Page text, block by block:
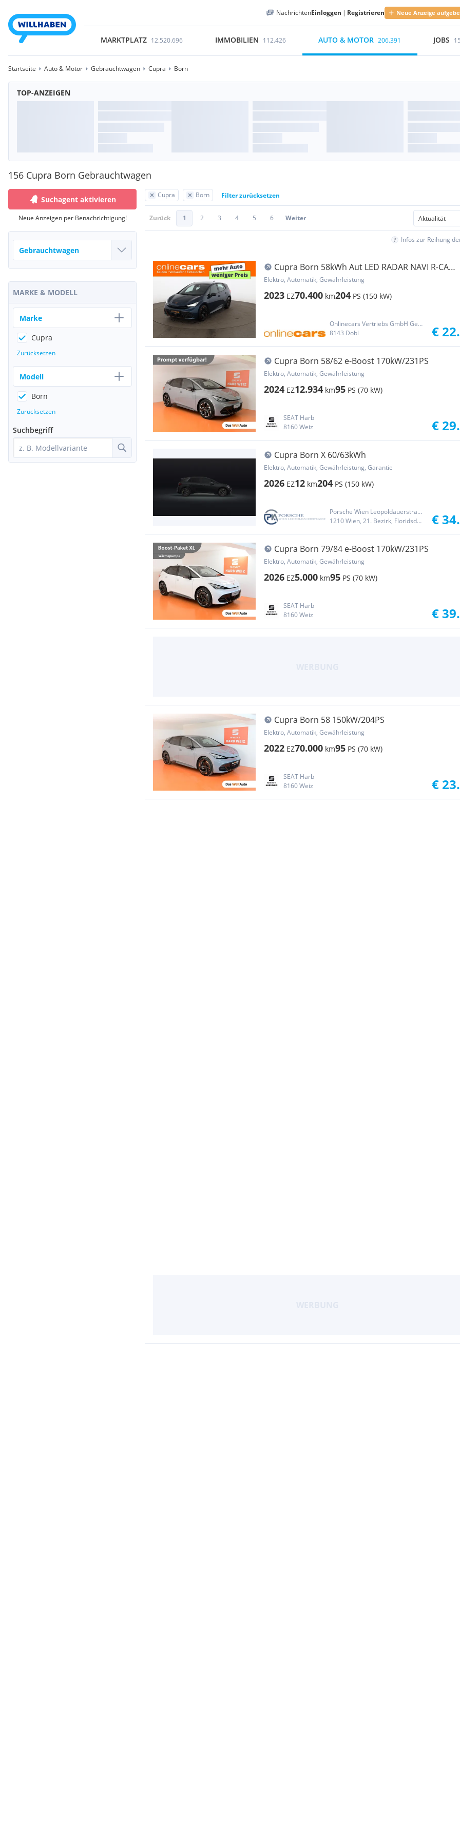
NachrichtenEinloggen | Registrieren Neue Anzeige
MARKTPLATZ 12.520.696 IMMOBILIEN 112.426 AUTO & MOTOR 206.391 JOBS
Startseite Auto & Motor Gebrauchtwagen Cupra Born
TOP-ANZEIGEN
156 Cupra Born Gebrauchtwagen
Cupra Born Filter zurücksetzen
Zurück 1 2 3 4 5 6 Weiter
Infos zur Reihung
Cupra Born 58kWh Aut LED RADAR NAVI R-CAM
ASSIST PDC
Elektro, Automatik, Gewährleistung
2023 EZ70.400 km204 PS (150 kW)
Onlinecars Vertriebs GmbH Gebrauchtwagen-Outlet  Werkstätte  Spenglerei  Lackiererei
8143 Dobl
€
Cupra Born 58/62 e-Boost 170kW/231PS
Elektro, Automatik, Gewährleistung
2024 EZ12.934 km95 PS (70 kW)
SEAT Harb
8160 Weiz
€
Cupra Born X 60/63kWh
Elektro, Automatik, Gewährleistung, Garantie
2026 EZ12 km204 PS (150 kW)
Porsche Wien Leopoldauerstraße
1210 Wien, 21. Bezirk, Floridsdorf
€
Cupra Born 79/84 e-Boost 170kW/231PS
Elektro, Automatik, Gewährleistung
2026 EZ5.000 km95 PS (70 kW)
SEAT Harb
8160 Weiz
€
Cupra Born 58 150kW/204PS
Elektro, Automatik, Gewährleistung
2022 EZ70.000 km95 PS (70 kW)
SEAT Harb
8160 Weiz
€
Suchagent aktivieren
Neue Anzeigen per Benachrichtigung!
MARKE & MODELL
Marke
Cupra
Zurücksetzen
Modell
Born
Zurücksetzen
Suchbegriff